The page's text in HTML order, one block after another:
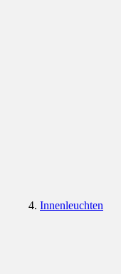
Innenleuchten